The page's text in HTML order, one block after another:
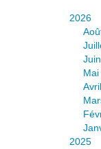
2026
Juin
Mai
Avril
2025